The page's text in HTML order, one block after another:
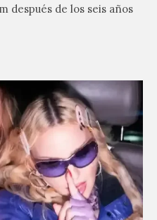
después de los seis años